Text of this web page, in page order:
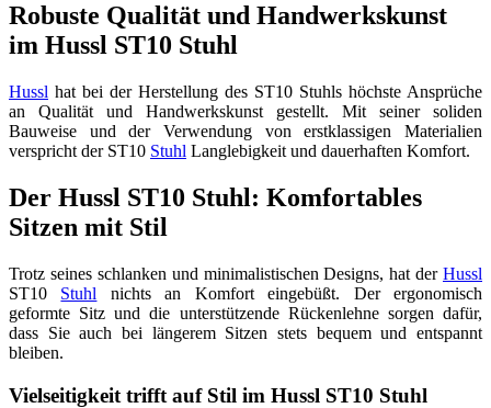
Robuste Qualität und Handwerkskunst
im Hussl ST10 Stuhl
Hussl hat bei der Herstellung des ST10 Stuhls höchste Ansprüche
an Qualität und Handwerkskunst gestellt. Mit seiner soliden
Bauweise und der Verwendung von erstklassigen Materialien
verspricht der ST10 Stuhl Langlebigkeit und dauerhaften Komfort.
Der Hussl ST10 Stuhl: Komfortables
Sitzen mit Stil
Trotz seines schlanken und minimalistischen Designs, hat der Hussl
ST10 Stuhl nichts an Komfort eingebüßt. Der ergonomisch
geformte Sitz und die unterstützende Rückenlehne sorgen dafür,
dass Sie auch bei längerem Sitzen stets bequem und entspannt
bleiben.
Vielseitigkeit trifft auf Stil im Hussl ST10 Stuhl